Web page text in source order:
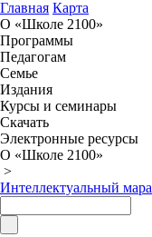
Главная Карта
О «Школе 2100»
Программы
Педагогам
Семье
Издания
Курсы и семинары
Скачать
Электронные ресурсы
О «Школе 2100»
>
Интеллектуальный